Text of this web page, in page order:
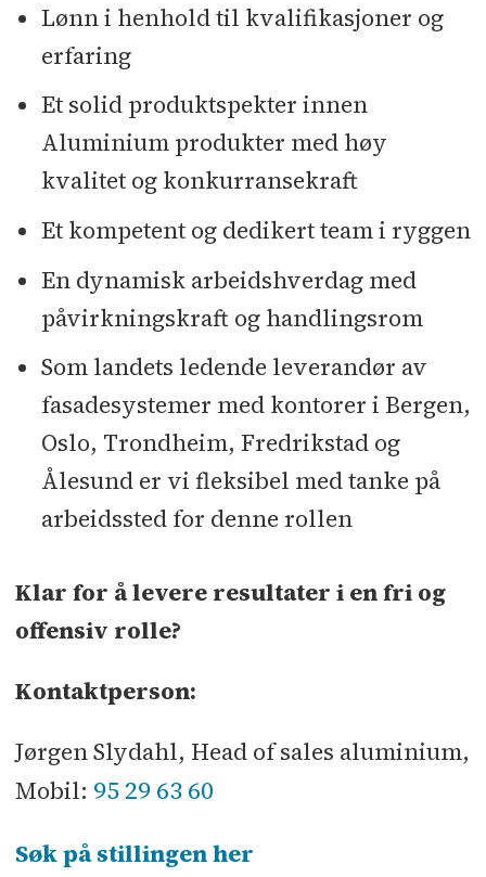
Lønn i henhold til kvalifikasjoner og
erfaring
Et solid produktspekter innen
Aluminium produkter med høy
kvalitet og konkurransekraft
Et kompetent og dedikert team i ryggen
En dynamisk arbeidshverdag med
påvirkningskraft og handlingsrom
Som landets ledende leverandør av
fasadesystemer med kontorer i Bergen,
Oslo, Trondheim, Fredrikstad og
Ålesund er vi fleksibel med tanke på
arbeidssted for denne rollen
Klar for å levere resultater i en fri og
offensiv rolle?
Kontaktperson:
Jørgen Slydahl, Head of sales aluminium,
Mobil: 95 29 63 60
Søk på stillingen her